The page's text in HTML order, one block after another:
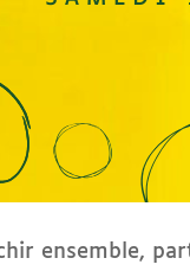
ensemble,